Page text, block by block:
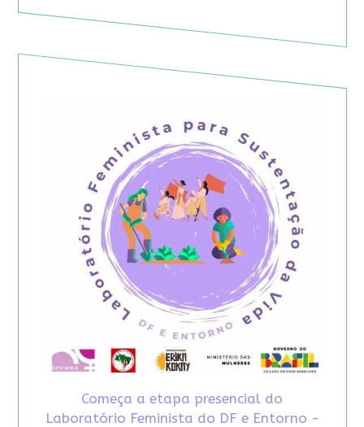
Começa a etapa presencial do
Laboratório Feminista do DF e Entorno -